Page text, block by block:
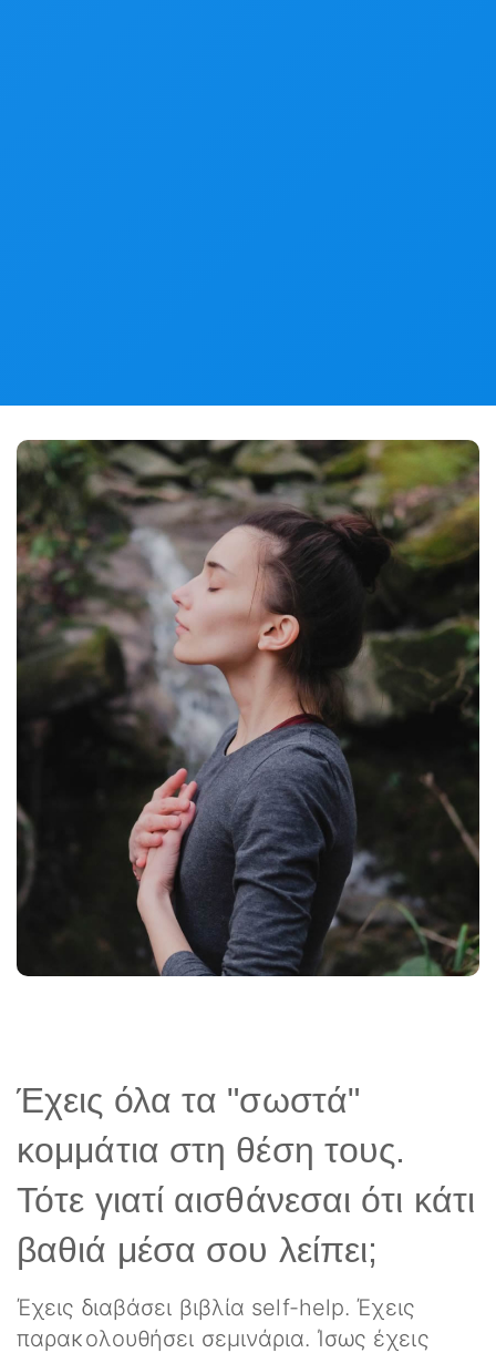
Έχεις όλα τα "σωστά"
κομμάτια στη θέση τους.
Τότε γιατί αισθάνεσαι ότι κάτι
βαθιά μέσα σου λείπει;
Έχεις διαβάσει βιβλία self-help. Έχεις
παρακολουθήσει σεμινάρια. Ίσως έχεις